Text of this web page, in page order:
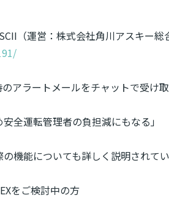
（運営：株式会社角川アスキー総
アラートメールをチャットで受け取
全運転管理者の負担減にもなる」
機能についても詳しく説明されてい
をご検討中の方